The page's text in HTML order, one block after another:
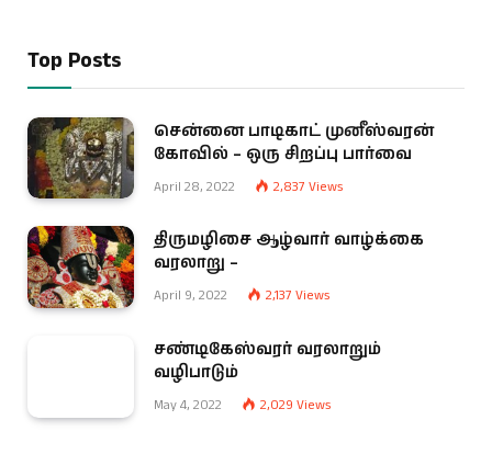
Top Posts
சென்னை பாடிகாட் முனீஸ்வரன்
கோவில் – ஒரு சிறப்பு பார்வை
April 28, 2022 2,837 Views
திருமழிசை ஆழ்வார் வாழ்க்கை
வரலாறு –
April 9, 2022 2,137 Views
சண்டிகேஸ்வரர் வரலாறும்
வழிபாடும்
May 4, 2022 2,029 Views